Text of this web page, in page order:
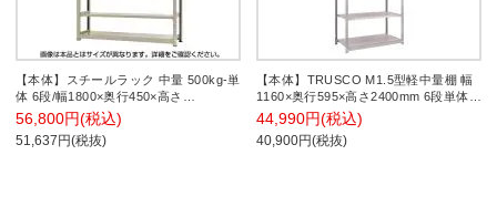
【本体】スチールラック 中量 500kg-単
体 6段/幅1800×奥行450×高さ
2400mm/KT-KRL-184524-S6
56,800円(税込)
51,637円(税抜)
【本体】TRUSCO M1.5型軽中量棚 幅
1160×奥行595×高さ2400mm 6段単体
ネオグレー 450-0237
44,990円(税込)
40,900円(税抜)